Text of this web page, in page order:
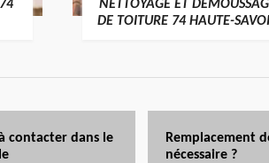
NETTOYAGE ET
DE TOITURE 74 HAUTE-
contacter dans le
Remplacement
nécessaire ?